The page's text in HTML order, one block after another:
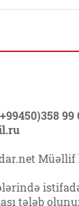
99
Müəllif
tələb